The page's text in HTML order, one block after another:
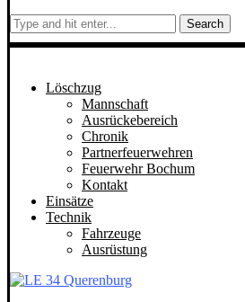
Search
Löschzug
Mannschaft
Ausrückebereich
Chronik
Partnerfeuerwehren
Feuerwehr Bochum
Kontakt
Einsätze
Technik
Fahrzeuge
Ausrüstung